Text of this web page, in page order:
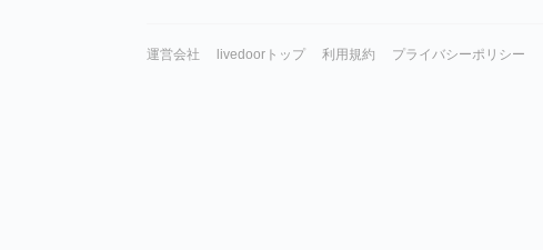
運営会社 livedoorトップ 利用規約 プライバシーポリシー